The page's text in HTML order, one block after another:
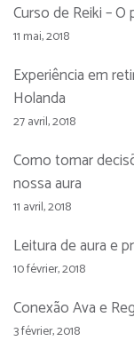
Curso de Reiki –
11 mai, 2018
Experiência em
Holanda
27 avril, 2018
Como tomar
nossa aura
11 avril, 2018
Leitura de aura e
10 février, 2018
Conexão Ava e
3 février, 2018